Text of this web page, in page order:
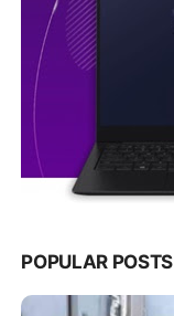
POPULAR POSTS